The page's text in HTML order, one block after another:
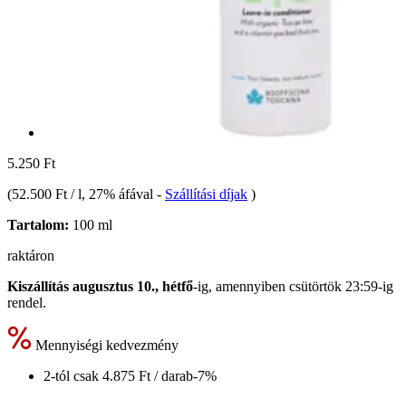
5.250 Ft
(52.500 Ft / l, 27% áfával - Szállítási díjak )
Tartalom: 100 ml
raktáron
Kiszállítás augusztus 10., hétfő-ig, amennyiben csütörtök 23:59-ig
rendel.
Mennyiségi kedvezmény
2-tól csak 4.875 Ft / darab-7%